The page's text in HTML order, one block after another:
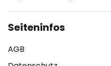
Seiteninfos
AGB